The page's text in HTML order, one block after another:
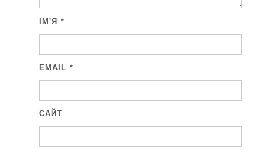
ІМ'Я *
EMAIL *
САЙТ